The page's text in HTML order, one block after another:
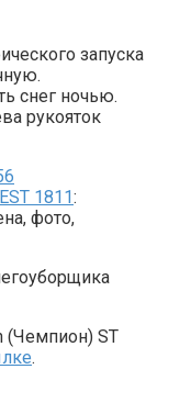
запуска
снег ночью.
рукояток
1811:
фото,
(Чемпион) ST
.